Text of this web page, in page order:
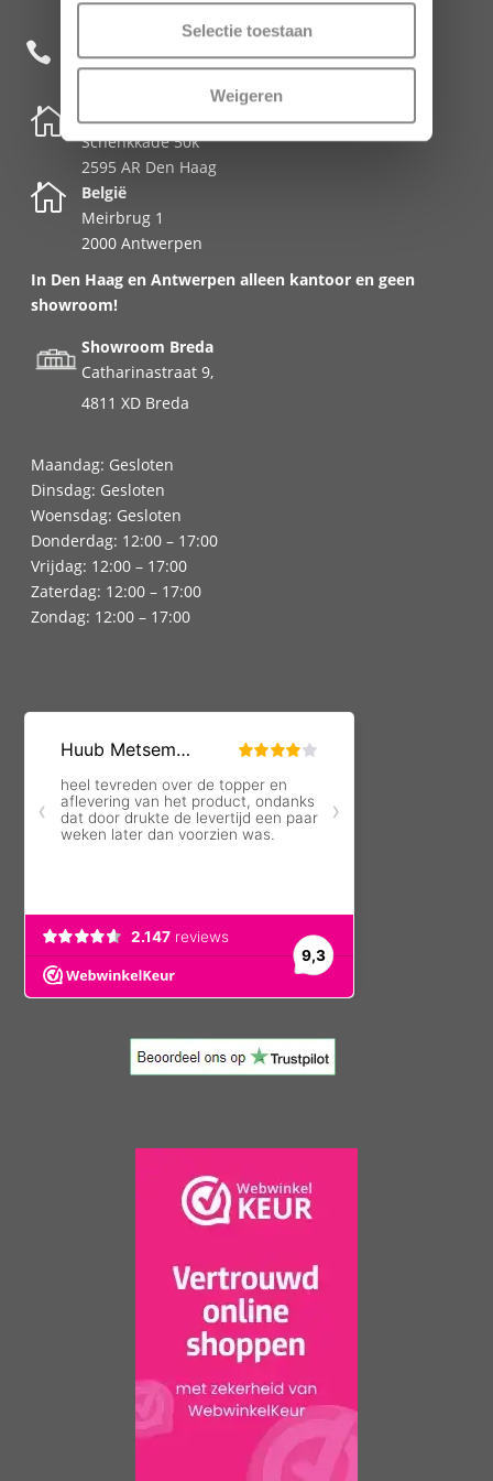
Selectie toestaan
Weigeren
 +31 85 482 0020

Nederland
Schenkkade 50k
2595 AR Den Haag

België
Meirbrug 1
2000 Antwerpen
In Den Haag en Antwerpen alleen kantoor en geen
showroom!
Showroom Breda
Catharinastraat 9,
4811 XD Breda
Maandag: Gesloten
Dinsdag: Gesloten
Woensdag: Gesloten
Donderdag: 12:00 – 17:00
Vrijdag: 12:00 – 17:00
Zaterdag: 12:00 – 17:00
Zondag: 12:00 – 17:00